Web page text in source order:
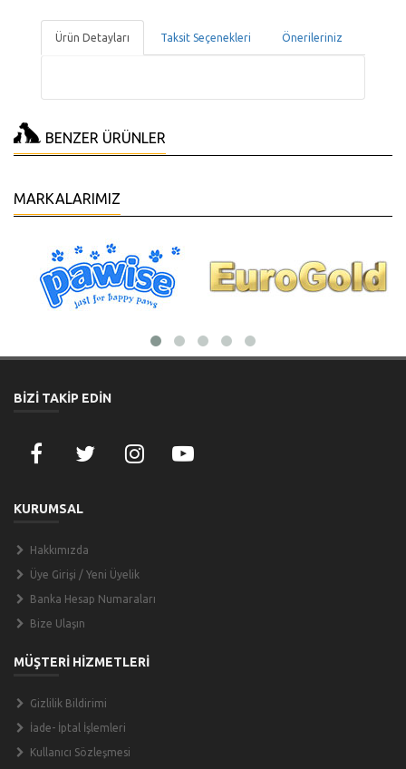
Ürün Detayları Taksit Seçenekleri Önerileriniz
BENZER ÜRÜNLER
MARKALARIMIZ
BİZİ TAKİP EDİN
KURUMSAL
Hakkımızda
Üye Girişi / Yeni Üyelik
Banka Hesap Numaraları
Bize Ulaşın
MÜŞTERİ HİZMETLERİ
Gizlilik Bildirimi
İade- İptal İşlemleri
Kullanıcı Sözleşmesi